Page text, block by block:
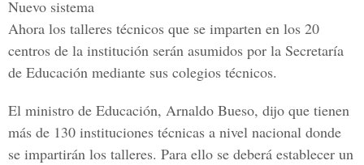
Nuevo sistema
Ahora los talleres técnicos que se imparten en los 20
centros de la institución serán asumidos por la Secretaría
de Educación mediante sus colegios técnicos.
El ministro de Educación, Arnaldo Bueso, dijo que tienen
más de 130 instituciones técnicas a nivel nacional donde
se impartirán los talleres. Para ello se deberá establecer un